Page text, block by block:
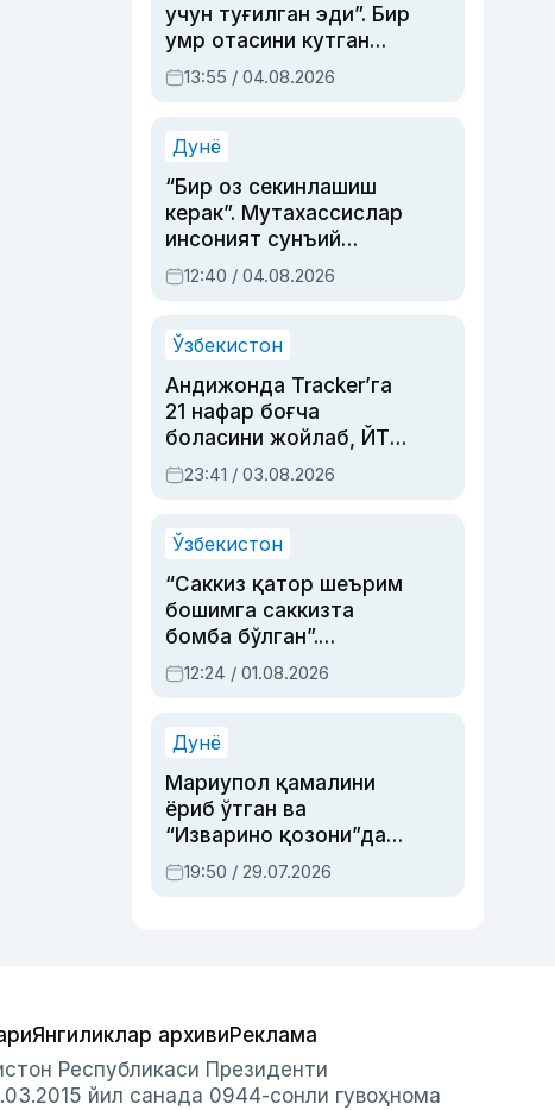
учун туғилган эди”. Бир
умр отасини кутган
актриса ва дубльяж
устаси Римма
синовларга тўла ҳаёти
13:55 / 04.08.2026
Дунё
“Бир оз секинлашиш
керак”. Мутахассислар
инсоният сунъий
интеллектни бошқара
олмай қолишидан
12:40 / 04.08.2026
Ўзбекистон
Андижонда Tracker’га
21 нафар боғча
боласини жойлаб, ЙТҲ
содир этган аёлга суд
ҳукми ўқилди
23:41 / 03.08.2026
Ўзбекистон
“Саккиз қатор шеърим
бошимга саккизта
бомба бўлган”.
Абдулла Ориповни
сиёсий айбловлардан
12:24 / 01.08.2026
Дунё
Мариупол қамалини
ёриб ўтган ва
“Изварино қозони”дан
чиққан қаҳрамон —
Украина армияси бош
19:50 / 29.07.2026
Янгиликлар архивиРеклама
Республикаси Президенти
йил санада 0944-сонли гувоҳнома